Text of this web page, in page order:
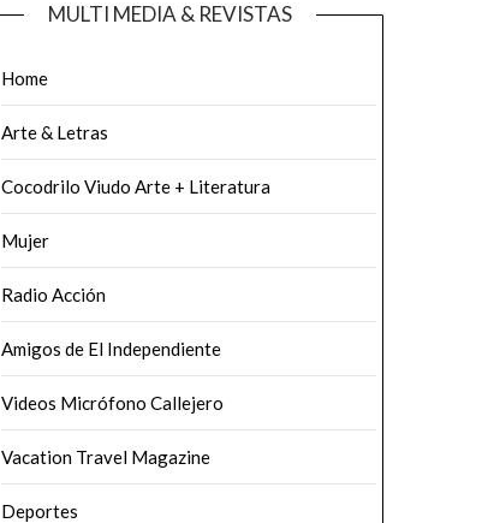
MULTI MEDIA & REVISTAS
Home
Arte & Letras
Cocodrilo Viudo Arte + Literatura
Mujer
Radio Acción
Amigos de El Independiente
Videos Micrófono Callejero
Vacation Travel Magazine
Deportes